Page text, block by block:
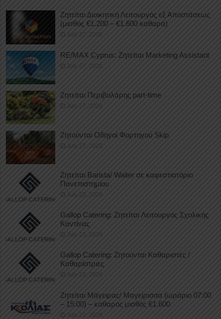
Ζητείται Διοικητική Λειτουργός εξ Αποστάσεως
(μισθός €1.200 – €1.600 καθαρά)
July 27, 2026
RE/MAX Cyprus: Ζητείται Marketing Assistant
July 27, 2026
Ζητείται Περιβολάρης part-time
July 27, 2026
Ζητούνται Οδηγοί Φορτηγού Skip
July 27, 2026
Ζητείται Barista/ Waiter σε καφεστιατόριο
Πανεπιστημίου
July 23, 2026
Gallop Catering: Ζητείται Λειτουργός Σχολικής
Καντίνας
July 23, 2026
Gallop Catering: Ζητούνται Καθαριστές /
Καθαρίστριες
July 23, 2026
Ζητείται Μάγειρας/ Μαγείρισσα (ωράριο 07:00
– 15:00) – καθαρός μισθός €1.600
July 23, 2026